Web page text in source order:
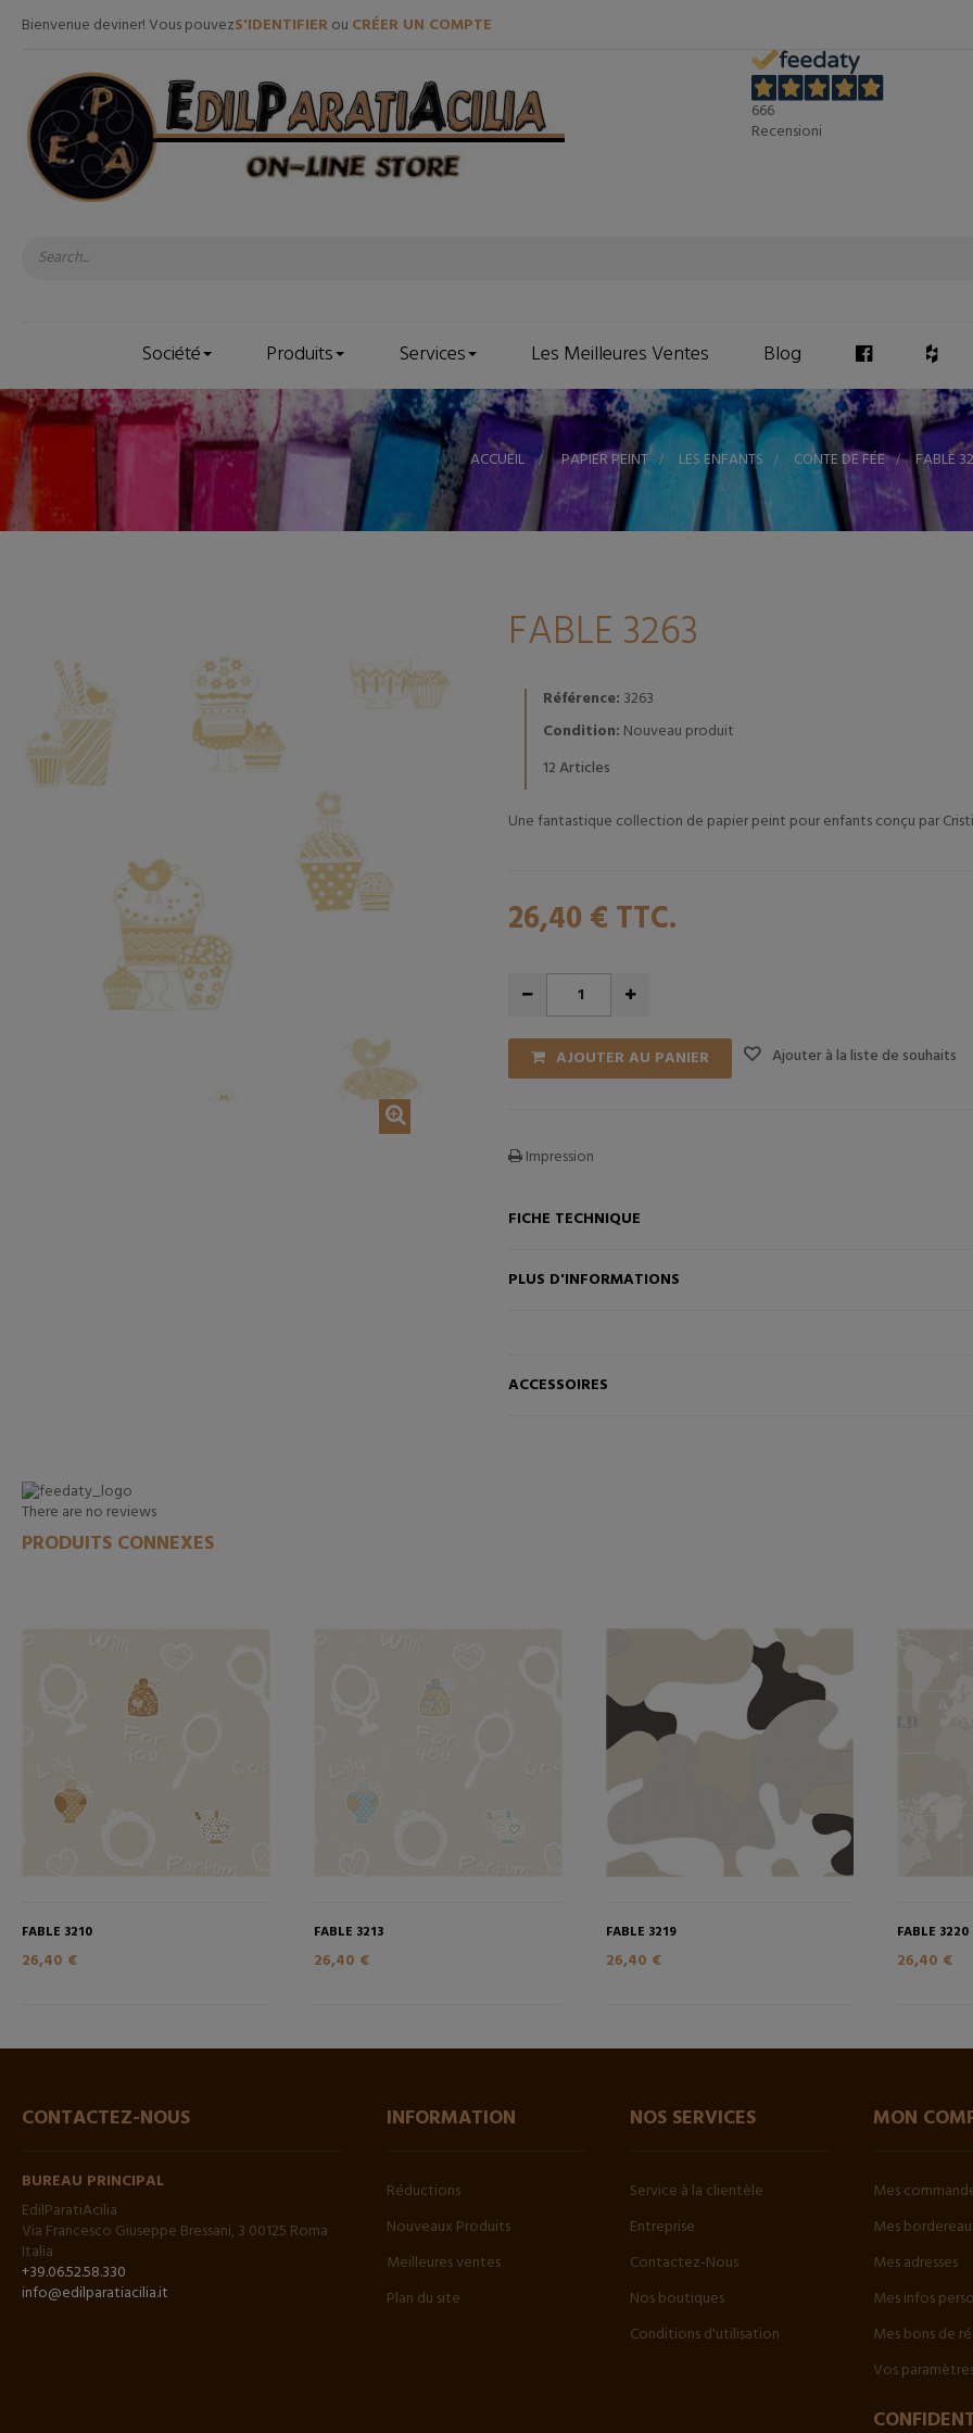
Bienvenue deviner! Vous pouvezS'IDENTIFIERou CRÉER UN COMPTE
666
Recensioni
Société Produits Services Les Meilleures Ventes Blog
ACCUEIL > PAPIER PEINT > LES ENFANTS > CONTE DE FÉE > FABLE
FABLE 3263
Référence: 3263
Condition: Nouveau produit
12Articles
Une fantastique collection de papier peint pour enfants conçu par
26,40 € TTC.
AJOUTER AU PANIER Ajouter à la liste de souhaits
Impression
FICHE TECHNIQUE
PLUS D'INFORMATIONS
ACCESSOIRES
There are no reviews
PRODUITS CONNEXES
FABLE 3210
26,40 €
AJOUTER AU PANIER
FABLE 3213
26,40 €
FABLE 3219
26,40 €
FABLE 3220
26,40 €
CONTACTEZ-NOUS
BUREAU PRINCIPAL
EdilParatiAcilia
Via Francesco Giuseppe Bressani, 3 00125 Roma
Italia
+39.06.52.58.330
info@edilparatiacilia.it
INFORMATION
Réductions
Nouveaux Produits
Meilleures ventes
Plan du site
NOS SERVICES
Service à la clientèle
Entreprise
Contactez-Nous
Nos boutiques
Conditions d'utilisation
MON
Mes
Mes
Mes adresses
Mes infos
Mes bons de
Vos